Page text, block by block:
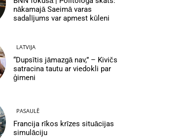
nākamajā Saeimā varas
sadalījums var apmest kūleni
LATVIJA
“Dupsītis jāmazgā nav,” – Kivičs
satracina tautu ar viedokli par
ģimeni
PASAULĒ
Francija rīkos krīzes situācijas
simulāciju